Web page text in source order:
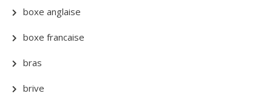
boxe anglaise
boxe francaise
bras
brive